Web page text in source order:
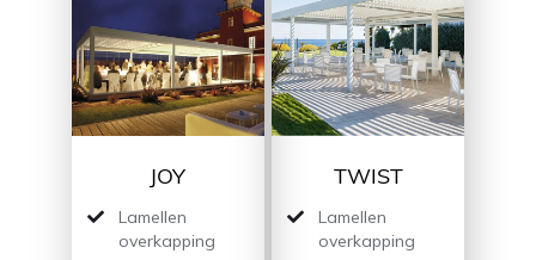
JOY
Lamellen
overkapping
TWIST
Lamellen
overkapping